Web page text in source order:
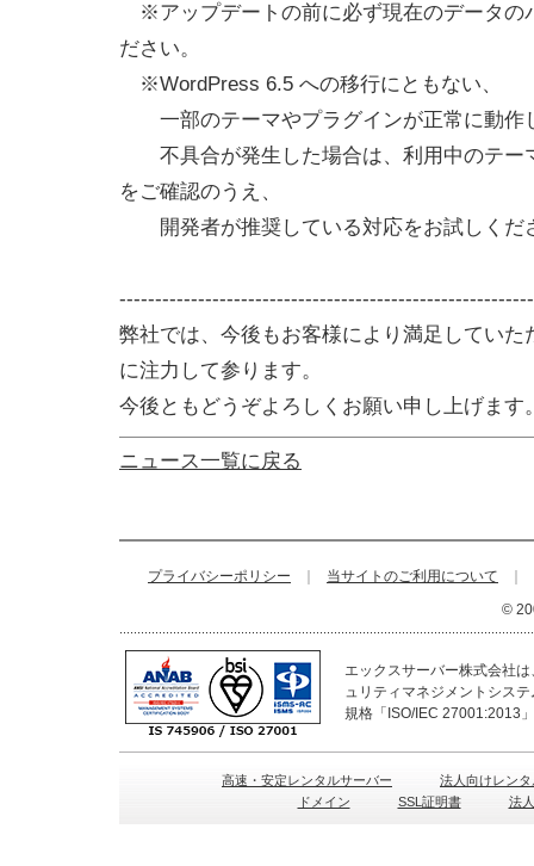
※アップデートの前に必ず現在のデータの
ださい。
※WordPress 6.5 への移行にともない、
一部のテーマやプラグインが正常に動作
不具合が発生した場合は、利用中のテー
をご確認のうえ、
開発者が推奨している対応をお試しくだ
弊社では、今後もお客様により満足していた
に注力して参ります。
今後ともどうぞよろしくお願い申し上げます
ニュース一覧に戻る
プライバシーポリシー 当サイトのご利用について
©
エックスサーバー株式会社
ュリティマネジメントシス
規格「ISO/IEC 27001:2013
高速・安定レンタルサーバー
法人向けレン
ドメイン
SSL証明書 法